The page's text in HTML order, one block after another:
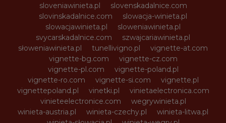
sloveniawinieta.pl
slovenskadalnice.com
slovinskadalnice.com
slowacja-winieta.pl
slowacjawinieta.pl
sloweniawinieta.pl
svycarskadalnice.com
szwajcariawinieta.pl
słoweniawinieta.pl
tunellivigno.pl
vignette-at.com
vignette-bg.com
vignette-cz.com
vignette-pl.com
vignette-poland.pl
vignette-ro.com
vignette-si.com
vignette.pl
vignettepoland.pl
vinetki.pl
vinietaelectronica.com
vinieteelectronice.com
wegrywinieta.pl
winieta-austria.pl
winieta-czechy.pl
winieta-litwa.pl